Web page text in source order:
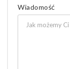
Wiadomość